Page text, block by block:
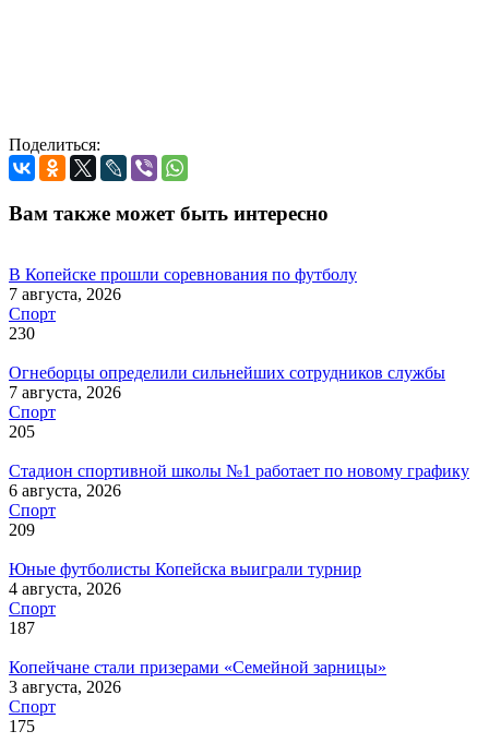
Поделиться:
Вам также может быть интересно
В Копейске прошли соревнования по футболу
7 августа, 2026
Спорт
230
Огнеборцы определили сильнейших сотрудников службы
7 августа, 2026
Спорт
205
Стадион спортивной школы №1 работает по новому графику
6 августа, 2026
Спорт
209
Юные футболисты Копейска выиграли турнир
4 августа, 2026
Спорт
187
Копейчане стали призерами «Семейной зарницы»
3 августа, 2026
Спорт
175